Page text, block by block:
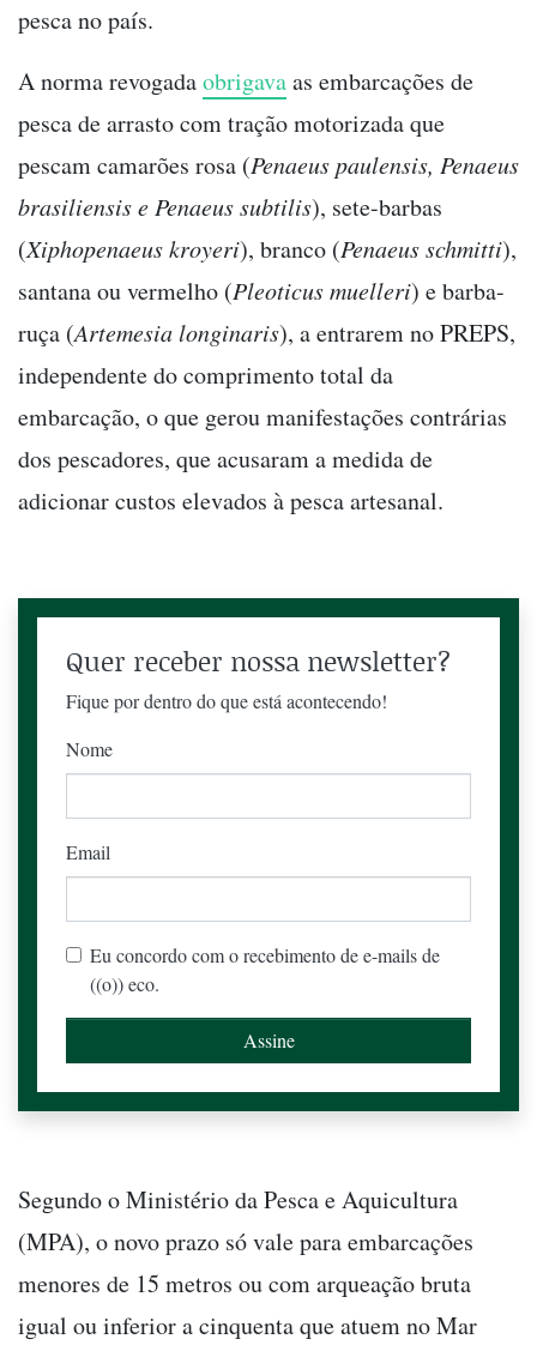
pesca no país.
A norma revogadaobrigavaas embarcações de
pesca de arrasto com tração motorizada que
pescam camarões rosa (Penaeus paulensis, Penaeus
brasiliensis e Penaeus subtilis), sete-barbas
(Xiphopenaeus kroyeri), branco (Penaeus schmitti),
santana ou vermelho (Pleoticus muelleri) e barba-
ruça (Artemesia longinaris), a entrarem no PREPS,
independente do comprimento total da
embarcação, o que gerou manifestações contrárias
dos pescadores, que acusaram a medida de
adicionar custos elevados à pesca artesanal.
Quer receber nossa newsletter?
Fique por dentro do que está acontecendo!
Nome
Email
Eu concordo com o recebimento de e-mails de
((o)) eco.
Segundo o Ministério da Pesca e Aquicultura
(MPA), o novo prazo só vale para embarcações
menores de 15 metros ou com arqueação bruta
igual ou inferior a cinquenta que atuem no Mar